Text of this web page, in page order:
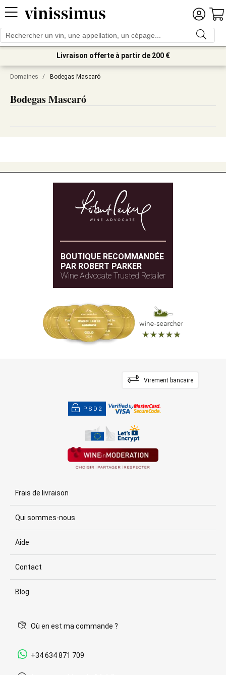
Livraison offerte à partir de 200 €
Domaines / Bodegas Mascaró
Bodegas Mascaró
BOUTIQUE RECOMMANDÉE
PAR ROBERT PARKER
Wine Advocate Trusted Retailer
Virement bancaire
PSD2
Frais de livraison
Qui sommes-nous
Aide
Contact
Blog
Où en est ma commande ?
+34 634 871 709